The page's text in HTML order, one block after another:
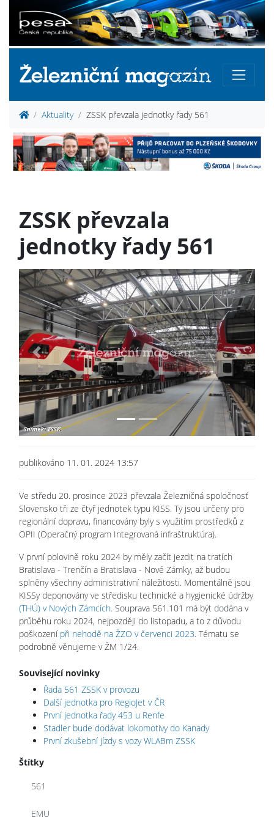
Aktuality ZSSK převzala jednotky řady 561
ZSSK převzala
jednotky řady 561
Previous Next
publikováno 11. 01. 2024 13:57
Ve středu 20. prosince 2023 převzala Železničná spoločnosť
Slovensko tři ze čtyř jednotek typu KISS. Ty jsou určeny pro
regionální dopravu, financovány byly s využitím prostředků z
OPII (Operačný program Integrovaná infraštruktúra).
V první polovině roku 2024 by měly začít jezdit na tratích
Bratislava - Trenčín a Bratislava - Nové Zámky, až budou
splněny všechny administrativní náležitosti. Momentálně jsou
KISSy deponovány ve středisku technické a hygienické údržby
(THÚ) v Nových Zámcích. Souprava 561.101 má být dodána v
průběhu roku 2024, nejpozději do listopadu, a to z důvodu
poškození při nehodě na ŽZO v červenci 2023. Tématu se
podrobně věnujeme v ŽM 1/24.
Související novinky
Řada 561 ZSSK v provozu
Další jednotka pro RegioJet v ČR
První jednotka řady 453 u Renfe
Stadler bude dodávat lokomotivy do Kanady
První zkušební jízdy s vozy WLABm ZSSK
Štítky
561
EMU